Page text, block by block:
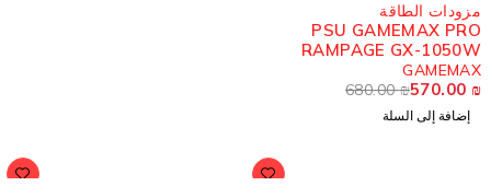
مزودات الطاقة
PSU GAMEMAX PRO
RAMPAGE GX-1050W
PLATINUM 80PLUS ATX
3.1 BK
GAMEMAX
680.00₪570.00
إضافة إلى السلة